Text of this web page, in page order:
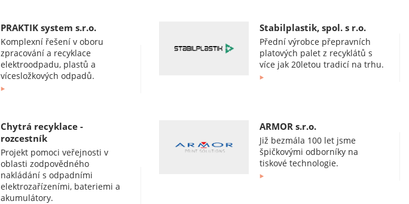
PRAKTIK system s.r.o.
Komplexní řešení v oboru
zpracování a recyklace
elektroodpadu, plastů a
vícesložkových odpadů.
Stabilplastik, spol. s r.o.
Přední výrobce přepravních
platových palet z recyklátů s
více jak 20letou tradicí na trhu.
Chytrá recyklace -
rozcestník
Projekt pomoci veřejnosti v
oblasti zodpovědného
nakládání s odpadními
elektrozařízeními, bateriemi a
akumulátory.
ARMOR s.r.o.
Již bezmála 100 let jsme
špičkovými odborníky na
tiskové technologie.